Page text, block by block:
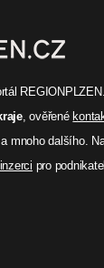
, ověřené
mnoho dalšího.
pro